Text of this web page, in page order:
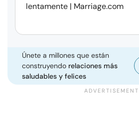
lentamente | Marriage.com
Únete a millones que están
construyendo relaciones más
saludables y felices